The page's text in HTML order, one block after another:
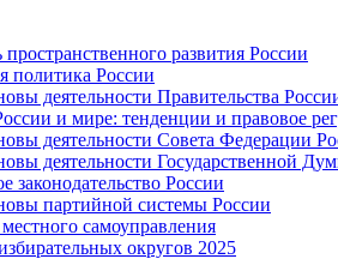
развития России
политика России
деятельности Правительства
и мире: тенденции и правовое
деятельности Совета Федерации
деятельности Государственной
законодательство России
партийной системы России
самоуправления
округов 2025